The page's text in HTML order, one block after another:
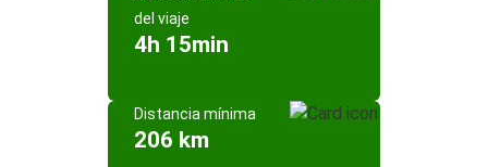
del viaje
4h 15min
Distancia mínima
206 km